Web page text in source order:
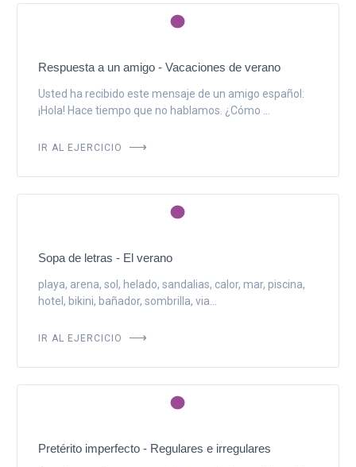
Respuesta a un amigo - Vacaciones de verano
Usted ha recibido este mensaje de un amigo español:
¡Hola! Hace tiempo que no hablamos. ¿Cómo ...
IR AL EJERCICIO
Sopa de letras - El verano
playa, arena, sol, helado, sandalias, calor, mar, piscina,
hotel, bikini, bañador, sombrilla, via...
IR AL EJERCICIO
Pretérito imperfecto - Regulares e irregulares